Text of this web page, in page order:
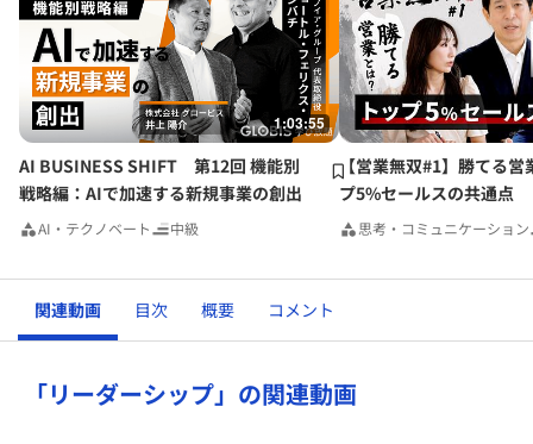
1:03:55
AI BUSINESS SHIFT 第12回 機能別
戦略編：AIで加速する新規事業の創出
AI・テクノベート 中級
【営業無双#1】勝てる営
プ5%セールスの共通点
思考・コミュニケーション
関連動画 目次 概要 コメント
「リーダーシップ」の関連動画